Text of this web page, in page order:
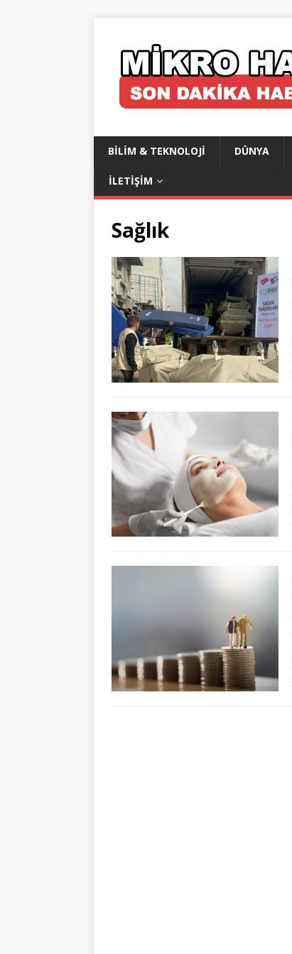
BILIM & TEKNOLOJI DÜNYA
İLETIŞIM
Sağlık